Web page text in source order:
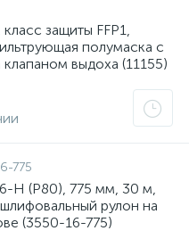
защиты FFP1,
полумаска с
выдоха (11155)
775
H (Р80), 775 мм, 30 м,
рулон на
(3550-16-775)